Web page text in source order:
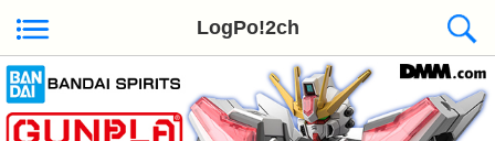
LogPo!2ch